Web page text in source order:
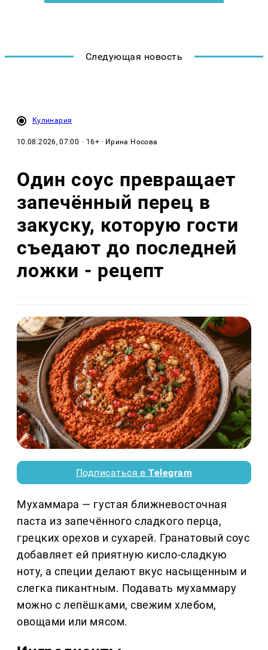
Следующая новость
Кулинария
10.08.2026, 07:00 · 16+ · Ирина Носова
Один соус превращает
запечённый перец в
закуску, которую гости
съедают до последней
ложки - рецепт
Подписаться вTelegram
Мухаммара — густая ближневосточная
паста из запечённого сладкого перца,
грецких орехов и сухарей. Гранатовый соус
добавляет ей приятную кисло-сладкую
ноту, а специи делают вкус насыщенным и
слегка пикантным. Подавать мухаммару
можно с лепёшками, свежим хлебом,
овощами или мясом.